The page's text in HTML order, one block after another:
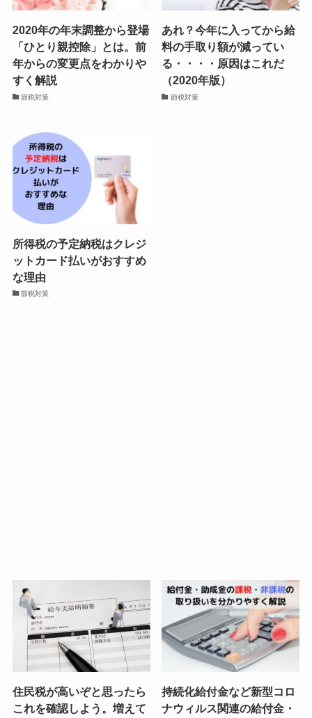
2020年の年末調整から登場
「ひとり親控除」とは。前
年からの変更点をわかりや
すく解説
節税対策
あれ？今年に入ってから給
料の手取り額が減ってい
る・・・・原因はこれだ
（2020年版）
節税対策
所得税の予定納税はクレジ
ットカード払いがおすすめ
な理由
節税対策
住民税が高いぞと思ったら
これを確認しよう。増えて
持続化給付金など新型コロ
ナウィルス関連の給付金・